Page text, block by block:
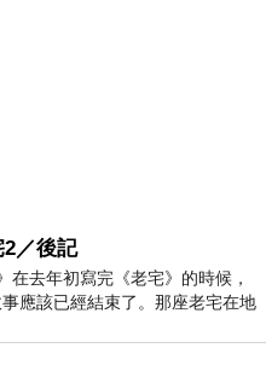
／後記
在去年初寫完《老宅》的時候，
應該已經結束了。那座老宅在地
終於離開那片黑暗，